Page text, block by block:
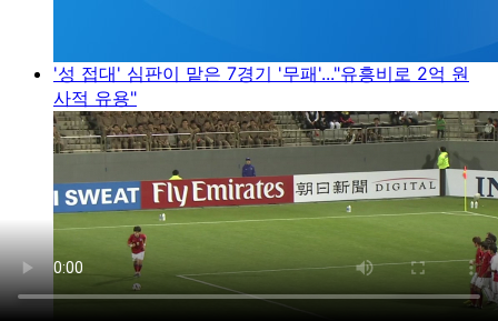
'성 접대' 심판이 맡은 7경기 '무패'..."유흥비로 2억 원
사적 유용"